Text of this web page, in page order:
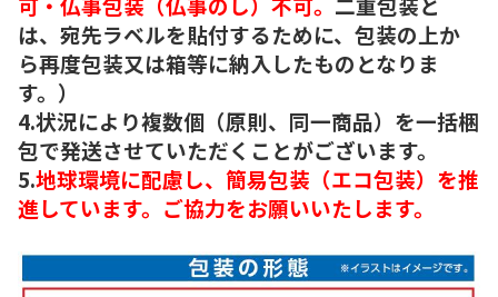
は、宛先ラベルを貼付するために、包装の上か
ら再度包装又は箱等に納入したものとなりま
す。）
4.状況により複数個（原則、同一商品）を一括梱
包で発送させていただくことがございます。
5.地球環境に配慮し、簡易包装（エコ包装）を推
進しています。ご協力をお願いいたします。